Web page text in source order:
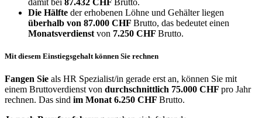
damit bei 87.432 CHF Brutto.
Die Hälfte der erhobenen Löhne und Gehälter liegen
überhalb von 87.000 CHF Brutto, das bedeutet einen
Monatsverdienst von 7.250 CHF Brutto.
Mit diesem Einstiegsgehalt können Sie rechnen
Fangen Sie als HR Spezialist/in gerade erst an, können Sie mit
einem Bruttoverdienst von durchschnittlich 75.000 CHF pro Jahr
rechnen. Das sind im Monat 6.250 CHF Brutto.